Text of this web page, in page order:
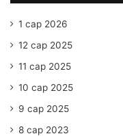
1 сар 2026
12 сар 2025
11 сар 2025
10 сар 2025
9 сар 2025
8 сар 2023